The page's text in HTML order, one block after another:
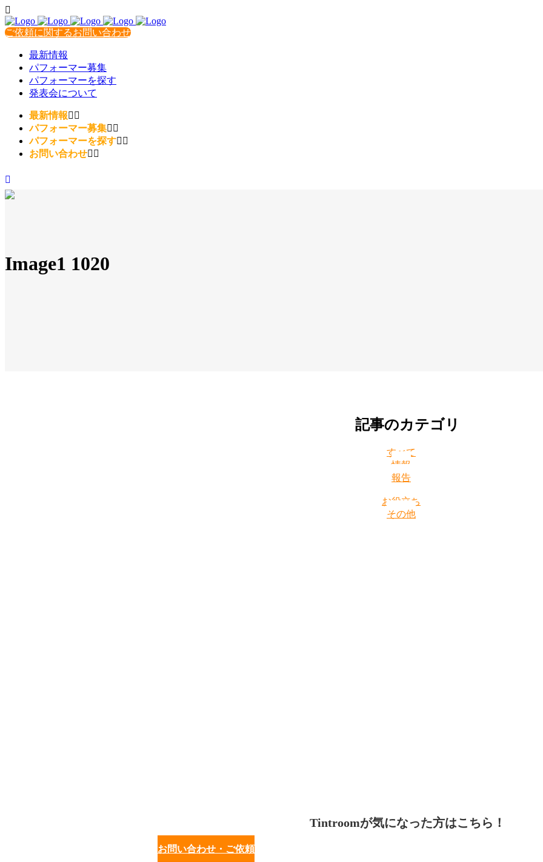
ご依頼に関するお問い合わせ
最新情報
パフォーマー募集
パフォーマーを探す
発表会について
最新情報
パフォーマー募集
パフォーマーを探す
お問い合わせ
Image1 1020
記事のカテゴリ
すべて
情報
報告
お役立ち
その他
Tintroomが気になった方はこちら！
お問い合わせ・ご依頼